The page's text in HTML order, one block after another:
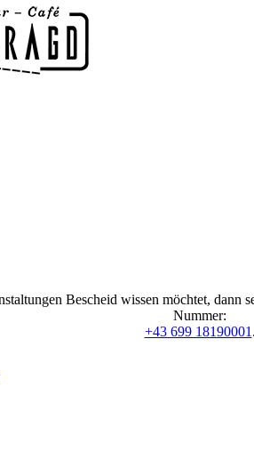
Bescheid wissen möchtet,
Nummer:
+43 699 18190001 .